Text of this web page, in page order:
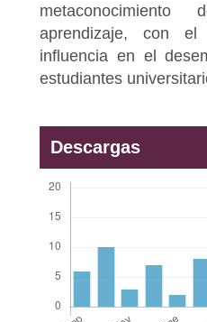
aprendizaje, con
influencia en el
estudiantes
Descargas